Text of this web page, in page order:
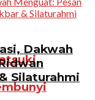
Dakwah
Silaturahmi